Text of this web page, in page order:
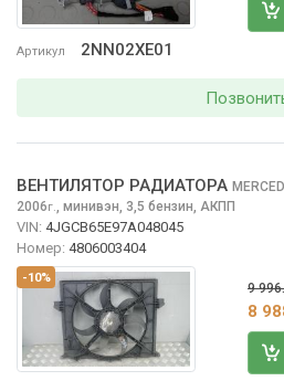
Артикул 2NN02XE01
-10%
ВЕНТИЛЯТОР РАДИАТОРА
2006г. минивэн, 3,5 бензин, АКПП
VIN: 4JGCB65E97A048045
Номер: 4806003404
9
8